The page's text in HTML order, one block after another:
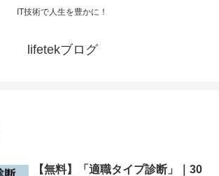
IT技術で人生を豊かに！
lifetekブログ
【無料】「適職タイプ診断」｜30